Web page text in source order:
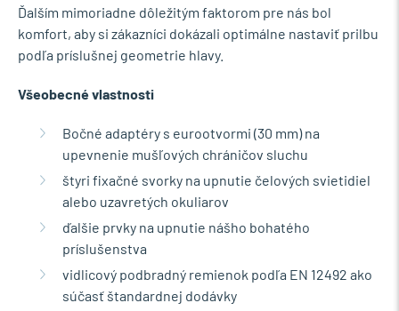
Ďalším mimoriadne dôležitým faktorom pre nás bol
komfort, aby si zákazníci dokázali optimálne nastaviť prilbu
podľa príslušnej geometrie hlavy.
Všeobecné vlastnosti
Bočné adaptéry s eurootvormi (30 mm) na
upevnenie mušľových chráničov sluchu
štyri fixačné svorky na upnutie čelových svietidiel
alebo uzavretých okuliarov
ďalšie prvky na upnutie nášho bohatého
príslušenstva
vidlicový podbradný remienok podľa EN 12492 ako
súčasť štandardnej dodávky